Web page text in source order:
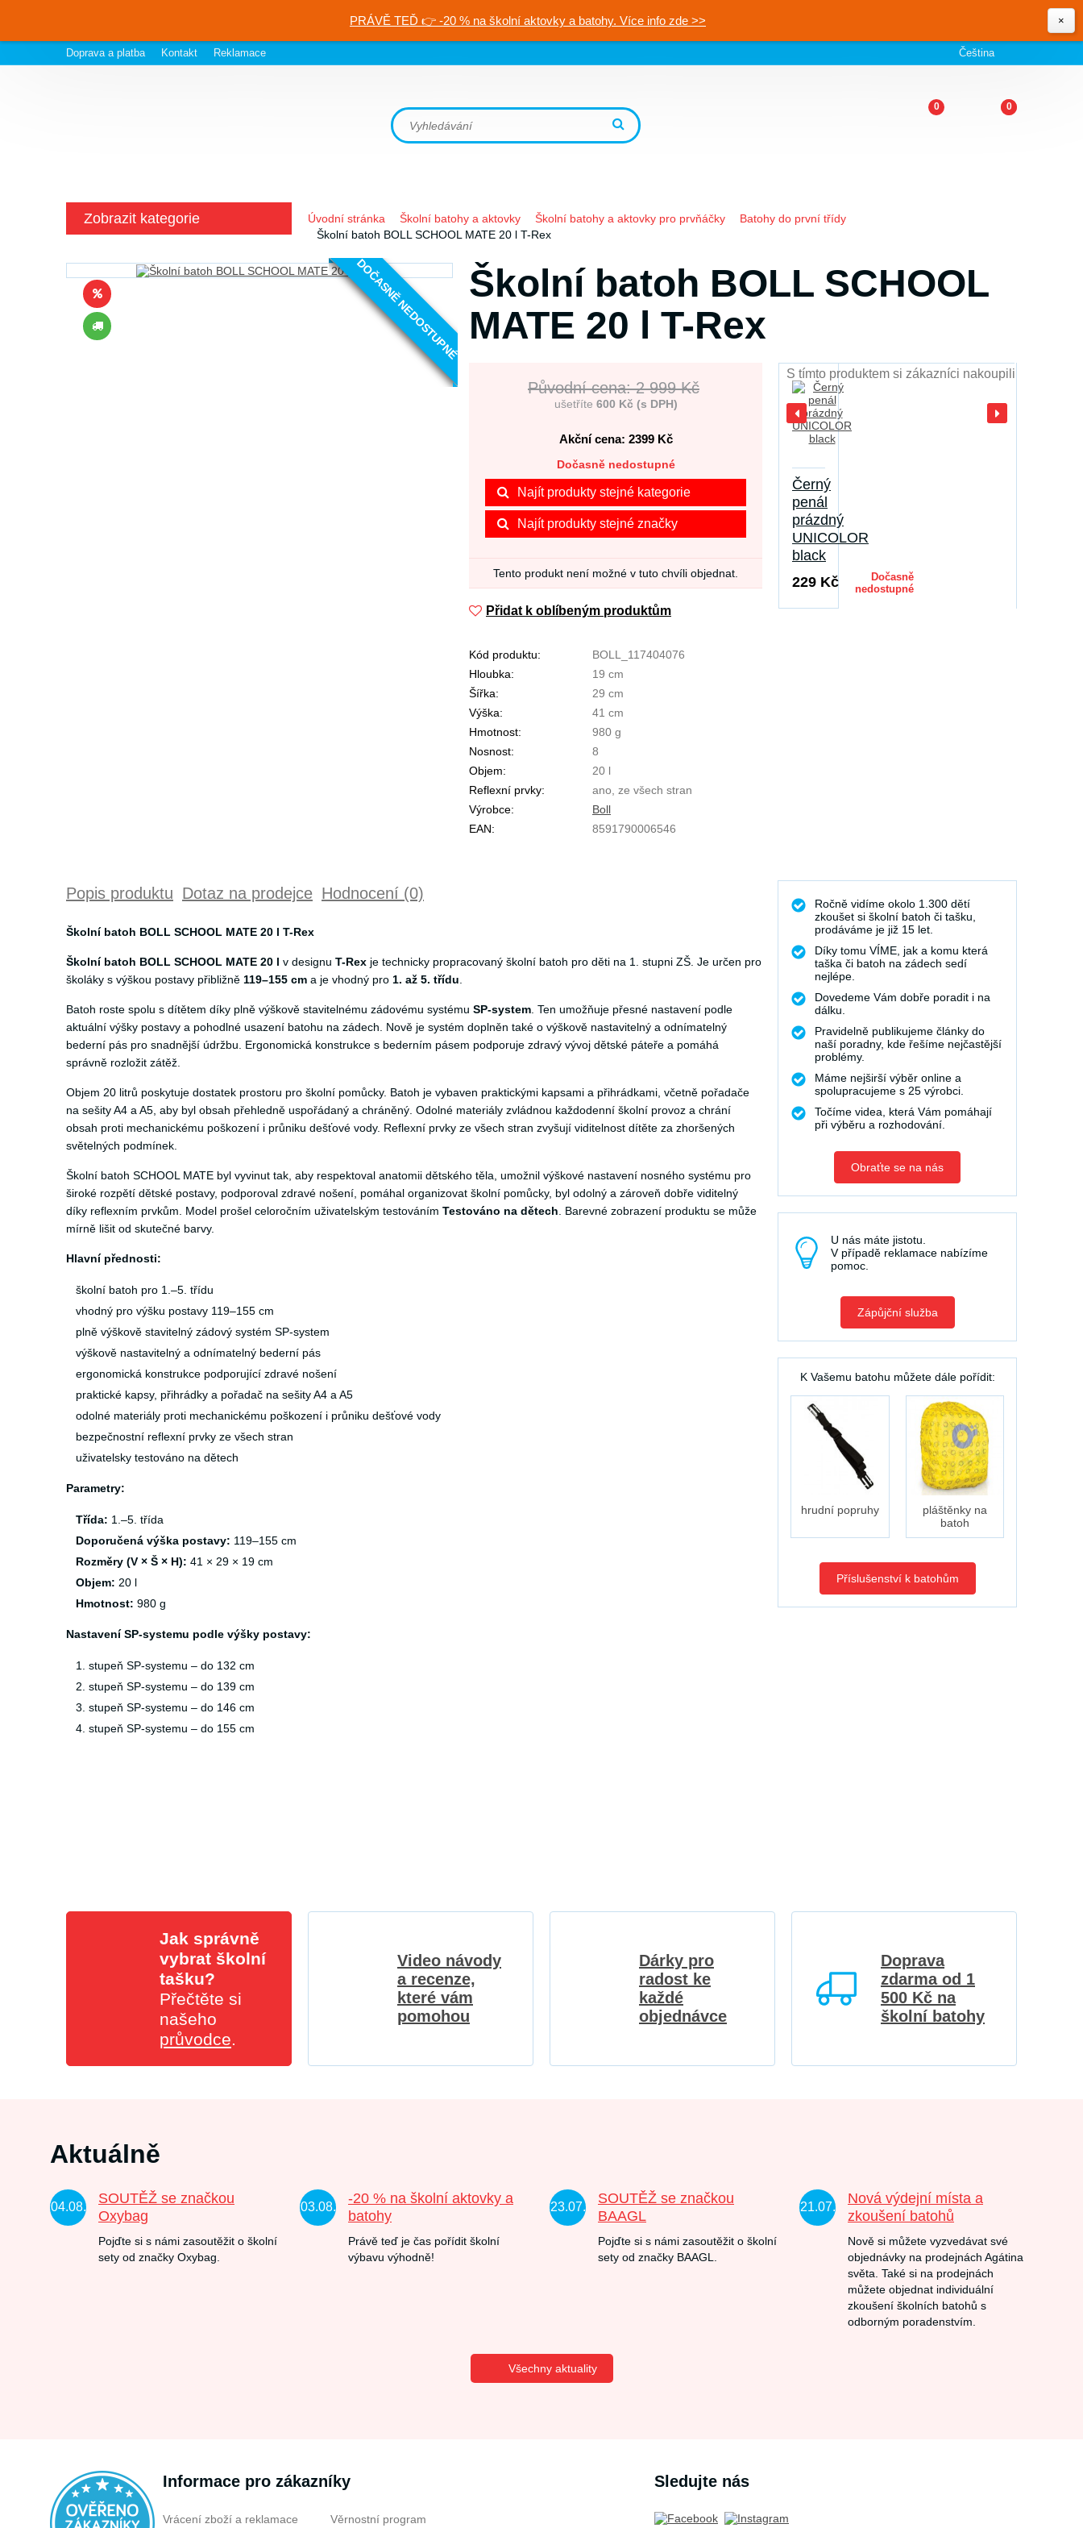
PRÁVĚ TEĎ 👉 -20 % na školní aktovky a batohy. Více info zde >> ×
Doprava a platba Kontakt Reklamace Čeština
0 0
Zobrazit kategorie Úvodní stránka Školní batohy a aktovky Školní batohy a aktovky pro prvňáčky
Batohy do první třídy
Školní batoh BOLL SCHOOL MATE 20 l T-Rex
DOČASNĚ NEDOSTUPNÉ Školní batoh BOLL SCHOOL
MATE 20 l T-Rex
Původní cena: 2 999 Kč
ušetříte 600 Kč (s DPH)
Akční cena: 2399Kč
Dočasně nedostupné
Najít produkty stejné kategorie
Najít produkty stejné značky
Tento produkt není možné v tuto chvíli objednat.
Přidat k oblíbeným produktům
Kód produktu:
BOLL_117404076
Hloubka:
19 cm
Šířka:
29 cm
Výška:
41 cm
Hmotnost:
980 g
Nosnost:
8
Objem:
20 l
Reflexní prvky:
ano, ze všech stran
Výrobce:
Boll
EAN:
8591790006546
S tímto produktem si zákazníci nakoupili
Černý
penál
prázdný
UNICOLOR
black
229 Kč
Dočasně
nedostupné
Popis produktu Dotaz na prodejce Hodnocení (0)
Školní batoh BOLL SCHOOL MATE 20 l T-Rex
Školní batoh BOLL SCHOOL MATE 20 l v designu T-Rex je technicky propracovaný školní batoh pro děti na 1. stupni ZŠ. Je určen pro
školáky s výškou postavy přibližně 119–155 cm a je vhodný pro 1. až 5. třídu
Batoh roste spolu s dítětem díky plně výškově stavitelnému zádovému systému SP-system . Ten umožňuje přesné nastavení podle
aktuální výšky postavy a pohodlné usazení batohu na zádech. Nově je systém doplněn také o výškově nastavitelný a odnímatelný
bederní pás pro snadnější údržbu. Ergonomická konstrukce s bederním pásem podporuje zdravý vývoj dětské páteře a pomáhá
správně rozložit zátěž.
Objem 20 litrů poskytuje dostatek prostoru pro školní pomůcky. Batoh je vybaven praktickými kapsami a přihrádkami, včetně pořadače
na sešity A4 a A5, aby byl obsah přehledně uspořádaný a chráněný. Odolné materiály zvládnou každodenní školní provoz a chrání
obsah proti mechanickému poškození i průniku dešťové vody. Reflexní prvky ze všech stran zvyšují viditelnost dítěte za zhoršených
světelných podmínek.
Školní batoh SCHOOL MATE byl vyvinut tak, aby respektoval anatomii dětského těla, umožnil výškové nastavení nosného systému pro
široké rozpětí dětské postavy, podporoval zdravé nošení, pomáhal organizovat školní pomůcky, byl odolný a zároveň dobře viditelný
díky reflexním prvkům. Model prošel celoročním uživatelským testováním Testováno na dětech . Barevné zobrazení produktu se může
mírně lišit od skutečné barvy.
Hlavní přednosti:
školní batoh pro 1.–5. třídu
vhodný pro výšku postavy 119–155 cm
plně výškově stavitelný zádový systém SP-system
výškově nastavitelný a odnímatelný bederní pás
ergonomická konstrukce podporující zdravé nošení
praktické kapsy, přihrádky a pořadač na sešity A4 a A5
odolné materiály proti mechanickému poškození i průniku dešťové vody
bezpečnostní reflexní prvky ze všech stran
uživatelsky testováno na dětech
Parametry:
Třída: 1.–5. třída
Doporučená výška postavy: 119–155 cm
Rozměry (V × Š × H): 41 × 29 × 19 cm
Objem: 20 l
Hmotnost: 980 g
Nastavení SP-systemu podle výšky postavy:
1. stupeň SP-systemu – do 132 cm
2. stupeň SP-systemu – do 139 cm
3. stupeň SP-systemu – do 146 cm
4. stupeň SP-systemu – do 155 cm
Ročně vidíme okolo 1.300 dětí
zkoušet si školní batoh či tašku,
prodáváme je již 15 let.
Díky tomu VÍME, jak a komu která
taška či batoh na zádech sedí
nejlépe.
Dovedeme Vám dobře poradit i na
dálku.
Pravidelně publikujeme články do
naší poradny, kde řešíme nejčastější
problémy.
Máme nejširší výběr online a
spolupracujeme s 25 výrobci.
Točíme videa, která Vám pomáhají
při výběru a rozhodování.
Obraťte se na nás
U nás máte jistotu.
V případě reklamace nabízíme
pomoc.
Zápůjční služba
K Vašemu batohu můžete dále pořídit:
hrudní popruhy
pláštěnky na
batoh
Příslušenství k batohům
Jak správně
vybrat školní
tašku?
Přečtěte si
našeho
průvodce.
Video návody
a recenze,
které vám
pomohou
Dárky pro
radost ke
každé
objednávce
Doprava
zdarma od 1
500 Kč na
školní batohy
Aktuálně
04.08.
SOUTĚŽ se značkou
Oxybag
Pojďte si s námi zasoutěžit o školní
sety od značky Oxybag.
03.08.
-20 % na školní aktovky a
batohy
Právě teď je čas pořídit školní
výbavu výhodně!
23.07.
SOUTĚŽ se značkou
BAAGL
Pojďte si s námi zasoutěžit o školní
sety od značky BAAGL.
21.07.
Nová výdejní místa a
zkoušení batohů
Nově si můžete vyzvedávat své
objednávky na prodejnách Agátina
světa. Také si na prodejnách
můžete objednat individuální
zkoušení školních batohů s
odborným poradenstvím.
Všechny aktuality
Informace pro zákazníky
Vrácení zboží a reklamace Věrnostní program
Sledujte nás